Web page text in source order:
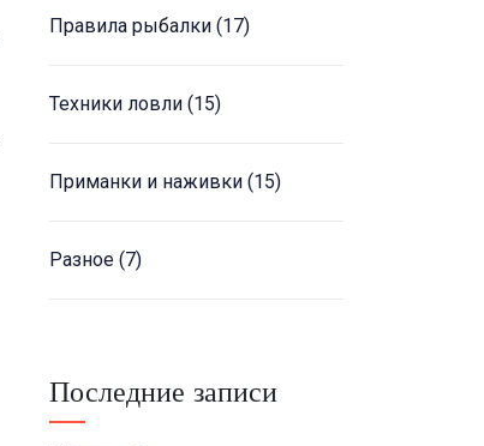
Правила рыбалки (17)
Техники ловли (15)
Приманки и наживки (15)
Разное (7)
Последние записи